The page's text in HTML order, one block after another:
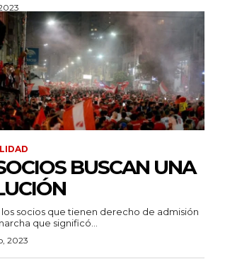
BUSCAN UNA
los socios que tienen derecho de admisión
que significó...
2023